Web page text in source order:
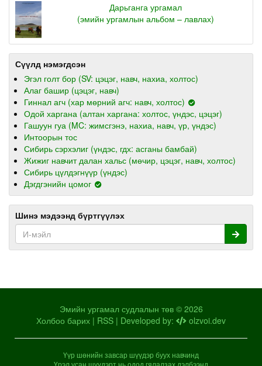
Дарьганга ургамал
(эмийн ургамлын альбом – лавлах)
Сүүлд нэмэгдсэн
Эгэл голт бор (SV: цэцэг, навч, нахиа, холтос)
Алаг башир (цэцэг, навч)
Гиннал агч (хар мөрний агч: навч, холтос)
Одой харгана (алтан харгана: холтос, үндэс, цэцэг)
Гашуун гуа (MC: жимсгэнэ, нахиа, навч, үр, үндэс)
Интоорын тос
Сибирь сэрхэлиг (үндэс, гдх: асганы бамбай)
Жижиг навчит далан хальс (мөчир, цэцэг, навч, холтос)
Сибирь цүлдэгнүүр (үндэс)
Дэгдгэнийн цомог
Шинэ мэдээнд бүртгүүлэх
Эмийн ургамал судлалын төв © 2026
Холбоо барих | RSS | Developed by: olzvoi.dev
Үүр шөнийн завсар шүүдэр буух навчинд